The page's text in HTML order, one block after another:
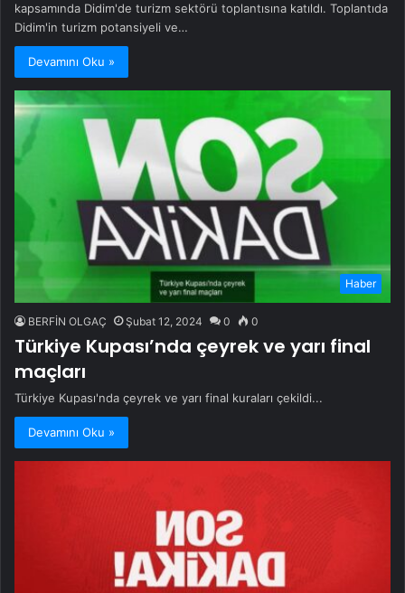
kapsamında Didim'de turizm sektörü toplantısına katıldı. Toplantıda
Didim'in turizm potansiyeli ve…
Devamını Oku »
Haber
BERFİN OLGAÇ Şubat 12, 2024 0 0
Türkiye Kupası’nda çeyrek ve yarı final
maçları
Türkiye Kupası'nda çeyrek ve yarı final kuraları çekildi...
Devamını Oku »